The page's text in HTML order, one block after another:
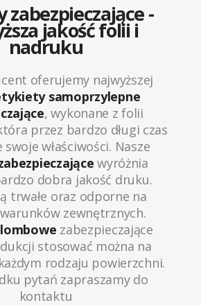
zabezpieczające -
jakość folii i
nadruku
oferujemy najwyższej
samoprzylepne
, wykonane z folii
przez bardzo długi czas
swoje właściwości. Nasze
wyróżnia
dobra jakość druku.
trwałe oraz odporne na
zewnętrznych.
zabezpieczające
stosować można na
rodzaju powierzchni.
pytań zapraszamy do
kontaktu